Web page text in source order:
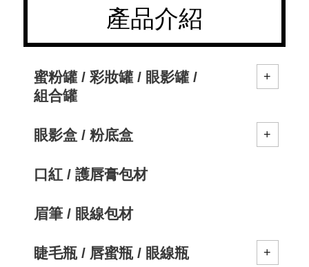
產品介紹
蜜粉罐 / 彩妝罐 / 眼影罐 /
組合罐
眼影盒 / 粉底盒
口紅 / 護唇膏包材
眉筆 / 眼線包材
睫毛瓶 / 唇蜜瓶 / 眼線瓶